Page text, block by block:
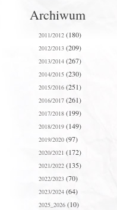
Archiwum
2011/2012(180)
2012/2013(209)
2013/2014(267)
2014/2015(230)
2015/2016(251)
2016/2017(261)
2017/2018(199)
2018/2019(149)
2019/2020(97)
2020/2021 (172)
2021/2022(135)
2022/2023(70)
2023/2024(64)
2025_2026(10)